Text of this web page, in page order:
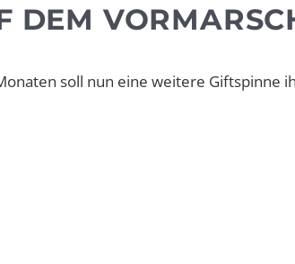
DEM
soll nun eine weitere Giftspinne